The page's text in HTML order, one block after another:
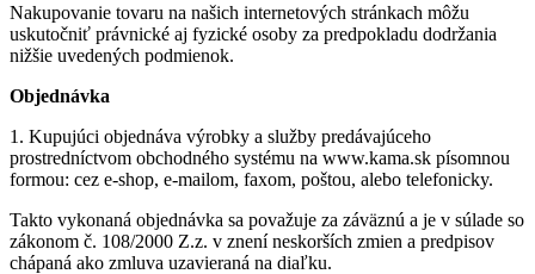
Nakupovanie tovaru na našich internetových stránkach môžu
uskutočniť právnické aj fyzické osoby za predpokladu dodržania
nižšie uvedených podmienok.
Objednávka
1. Kupujúci objednáva výrobky a služby predávajúceho
prostredníctvom obchodného systému na www.kama.sk písomnou
formou: cez e-shop, e-mailom, faxom, poštou, alebo telefonicky.
Takto vykonaná objednávka sa považuje za záväznú a je v súlade so
zákonom č. 108/2000 Z.z. v znení neskorších zmien a predpisov
chápaná ako zmluva uzavieraná na diaľku.